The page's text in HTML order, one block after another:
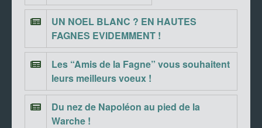
UN NOEL BLANC ? EN HAUTES
FAGNES EVIDEMMENT !
Les “Amis de la Fagne” vous souhaitent
leurs meilleurs voeux !
Du nez de Napoléon au pied de la
Warche !